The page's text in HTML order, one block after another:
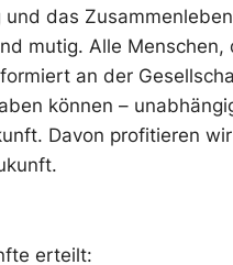
das Zusammenleben
mutig. Alle Menschen,
an der
können –
Davon profitieren
erteilt: